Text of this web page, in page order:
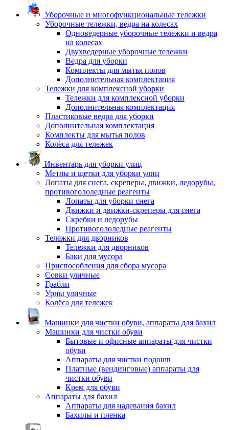
Уборочные и многофункциональные тележки
Уборочные тележки, ведра на колесах
Одноведерные уборочные тележки и ведра
на колесах
Двухведерные уборочные тележки
Ведра для уборки
Комплекты для мытья полов
Дополнительная комплектация
Тележки для комплексной уборки
Тележки для комплексной уборки
Дополнительная комплектация
Пластиковые ведра для уборки
Дополнительная комплектация
Комплекты для мытья полов
Колёса для тележек
Инвентарь для уборки улиц
Метлы и щетки для уборки улиц
Лопаты для снега, скреперы, движки, ледорубы,
противогололедные реагенты
Лопаты для уборки снега
Движки и движки-скреперы для снега
Скребки и ледорубы
Противогололедные реагенты
Тележки для дворников
Тележки для дворников
Баки для мусора
Приспособления для сбора мусора
Совки уличные
Грабли
Урны уличные
Колёса для тележек
Машинки для чистки обуви, аппараты для бахил
Машинки для чистки обуви
Бытовые и офисные аппараты для чистки
обуви
Аппараты для чистки подошв
Платные (вендинговые) аппараты для
чистки обуви
Крем для обуви
Аппараты для бахил
Аппараты для надевания бахил
Бахилы и пленка